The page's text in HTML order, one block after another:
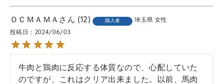
ＯＣＭＡＭＡ 12 購入者 埼玉県 女性
投稿日 2024/06/03
牛肉と鶏肉に反応する体質なので、心配していた
のですが、これはクリア出来ました。以前、馬肉